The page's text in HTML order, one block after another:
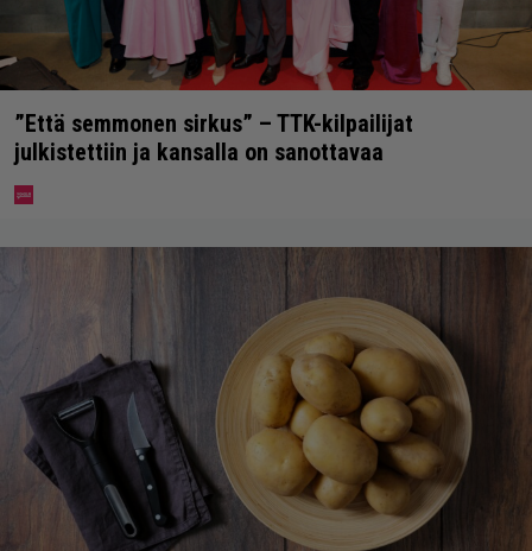
”Että semmonen sirkus” – TTK-kilpailijat
julkistettiin ja kansalla on sanottavaa